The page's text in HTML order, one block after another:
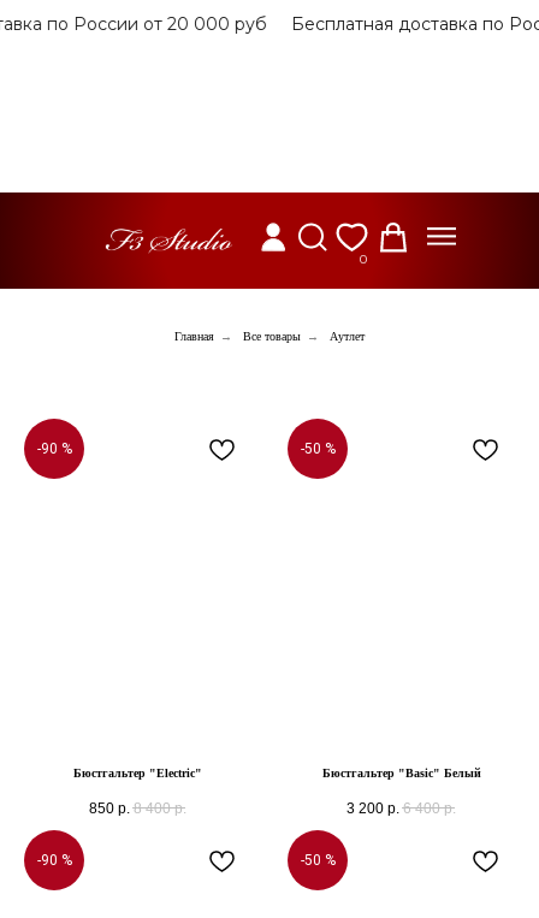
по России от 20 000 руб Бесплатная доставка по
0
Главная → Все товары → Аутлет
-90 %
Бюстгальтер "Electric"
850 р. 8 400 р.
-50 %
Бюстгальтер "Basic" Белый
3 200 р. 6 400 р.
-90 % -50 %